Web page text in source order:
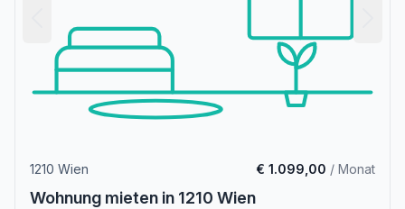
1210 Wien € 1.099,00 / Monat
Wohnung mieten in 1210 Wien